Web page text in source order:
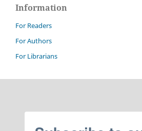
Information
For Readers
For Authors
For Librarians